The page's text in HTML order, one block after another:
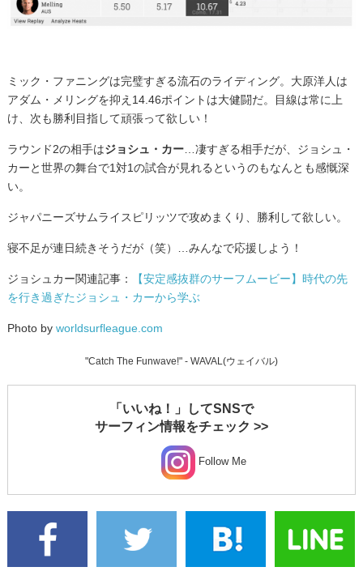
ミック・ファニングは完璧すぎる流石のライディング。大原洋人は
アダム・メリングを抑え14.46ポイントは大健闘だ。目線は常に上
け、次も勝利目指して頑張って欲しい！
ラウンド2の相手はジョシュ・カー…凄すぎる相手だが、ジョシュ・
カーと世界の舞台で1対1の試合が見れるというのもなんとも感慨深
い。
ジャパニーズサムライスピリッツで攻めまくり、勝利して欲しい。
寝不足が連日続きそうだが（笑）…みんなで応援しよう！
ジョシュカー関連記事：
【安定感抜群のサーフムービー】時代の先
を行き過ぎたジョシュ・カーから学ぶ
Photo by worldsurfleague.com
"Catch The Funwave!" - WAVAL(ウェイバル)
「いいね！」してSNSで
サーフィン情報をチェック >>
Follow Me